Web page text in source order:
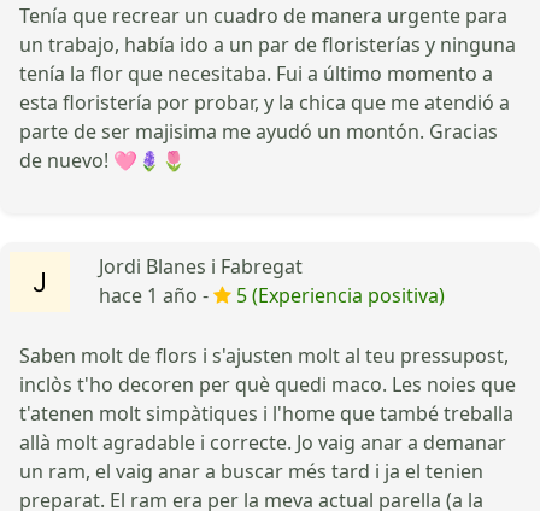
Tenía que recrear un cuadro de manera urgente para
un trabajo, había ido a un par de floristerías y ninguna
tenía la flor que necesitaba. Fui a último momento a
esta floristería por probar, y la chica que me atendió a
parte de ser majisima me ayudó un montón. Gracias
de nuevo! 🩷🪻🌷
Jordi Blanes i Fabregat
hace 1 año -
5 (Experiencia positiva)
Saben molt de flors i s'ajusten molt al teu pressupost,
inclòs t'ho decoren per què quedi maco. Les noies que
t'atenen molt simpàtiques i l'home que també treballa
allà molt agradable i correcte. Jo vaig anar a demanar
un ram, el vaig anar a buscar més tard i ja el tenien
preparat. El ram era per la meva actual parella (a la